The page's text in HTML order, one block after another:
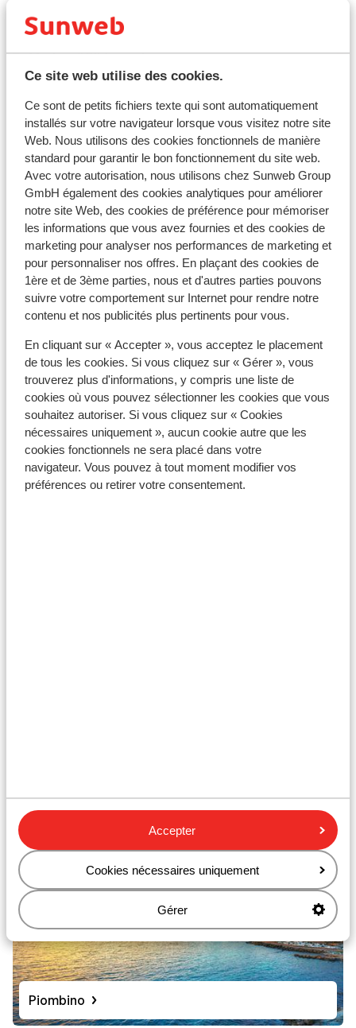
Ce site web utilise des cookies.
Ce sont de petits fichiers texte qui sont automatiquement
installés sur votre navigateur lorsque vous visitez notre site
Web. Nous utilisons des cookies fonctionnels de manière
standard pour garantir le bon fonctionnement du site web.
Avec votre autorisation, nous utilisons chez Sunweb Group
GmbH également des cookies analytiques pour améliorer
notre site Web, des cookies de préférence pour mémoriser
les informations que vous avez fournies et des cookies de
marketing pour analyser nos performances de marketing et
pour personnaliser nos offres. En plaçant des cookies de
1ère et de 3ème parties, nous et d'autres parties pouvons
suivre votre comportement sur Internet pour rendre notre
contenu et nos publicités plus pertinents pour vous.
En cliquant sur « Accepter », vous acceptez le placement
de tous les cookies. Si vous cliquez sur « Gérer », vous
trouverez plus d'informations, y compris une liste de
cookies où vous pouvez sélectionner les cookies que vous
souhaitez autoriser. Si vous cliquez sur « Cookies
nécessaires uniquement », aucun cookie autre que les
cookies fonctionnels ne sera placé dans votre
navigateur. Vous pouvez à tout moment modifier vos
préférences ou retirer votre consentement.
Accepter
Cookies nécessaires uniquement
Gérer
Marina di Bibbona
Montepulciano
Piombino